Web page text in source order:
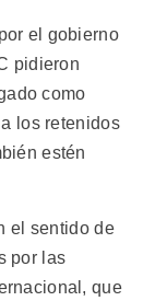
el gobierno
pidieron
como
los retenidos
estén
el sentido de
por las
que